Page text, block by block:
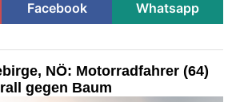
Facebook Whatsapp
NÖ: Motorradfahrer (64)
gegen Baum